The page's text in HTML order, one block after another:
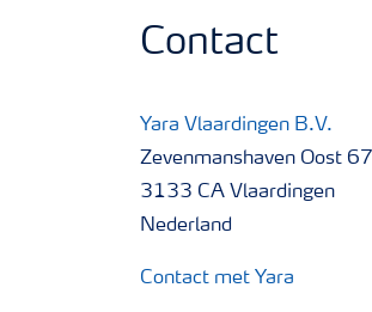
Contact
Yara Vlaardingen B.V.
Zevenmanshaven Oost 67
3133 CA Vlaardingen
Nederland
Contact met Yara